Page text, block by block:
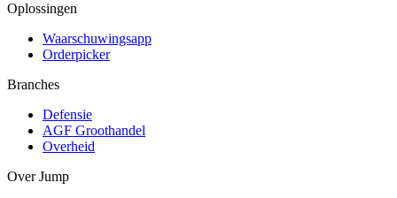
Oplossingen
Waarschuwingsapp
Orderpicker
Branches
Defensie
AGF Groothandel
Overheid
Over Jump